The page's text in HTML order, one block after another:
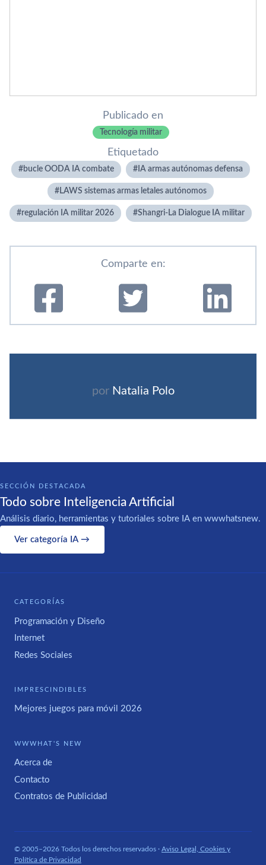
Publicado en
Tecnología militar
Etiquetado
bucle OODA IA combate IA armas autónomas defensa
LAWS sistemas armas letales autónomos
regulación IA militar 2026 Shangri-La Dialogue IA militar
Comparte en:
por Natalia Polo
SECCIÓN DESTACADA
Todo sobre Inteligencia Artificial
Análisis diario, herramientas y tutoriales sobre IA en wwwhatsnew.
Ver categoría IA →
CATEGORÍAS
Programación y Diseño
Internet
Redes Sociales
IMPRESCINDIBLES
Mejores juegos para móvil 2026
WWWHAT'S NEW
Acerca de
Contacto
Contratos de Publicidad
© 2005–2026 Todos los derechos reservados · Aviso Legal, Cookies y
Política de Privacidad